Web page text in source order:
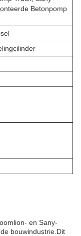
Betonpomp
en Sany-
bouwindustrie.Dit